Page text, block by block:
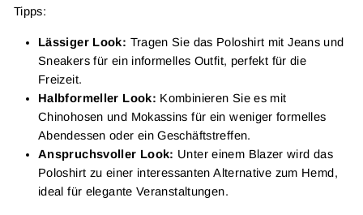
Tipps:
Lässiger Look: Tragen Sie das Poloshirt mit Jeans und
Sneakers für ein informelles Outfit, perfekt für die
Freizeit.
Halbformeller Look: Kombinieren Sie es mit
Chinohosen und Mokassins für ein weniger formelles
Abendessen oder ein Geschäftstreffen.
Anspruchsvoller Look: Unter einem Blazer wird das
Poloshirt zu einer interessanten Alternative zum Hemd,
ideal für elegante Veranstaltungen.